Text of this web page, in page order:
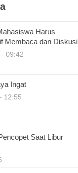
Harus
Membaca dan Diskusi
09:42
Ingat
12:55
Saat Libur